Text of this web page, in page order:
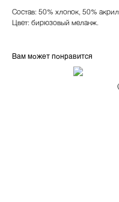
Состав: 50% хлопок, 50% акрил
Цвет: бирюзовый меланж.
Вам может понравится